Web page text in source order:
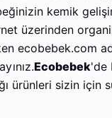
kemik
üzerinden
ecobebek.com
Ecobebek'de
ürünleri sizin için